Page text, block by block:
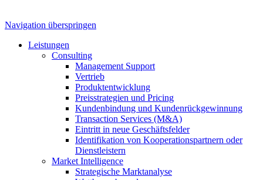
Navigation überspringen
Leistungen
Consulting
Management Support
Vertrieb
Produktentwicklung
Preisstrategien und Pricing
Kundenbindung und Kundenrückgewinnung
Transaction Services (M&A)
Eintritt in neue Geschäftsfelder
Identifikation von Kooperationspartnern oder
Dienstleistern
Market Intelligence
Strategische Marktanalyse